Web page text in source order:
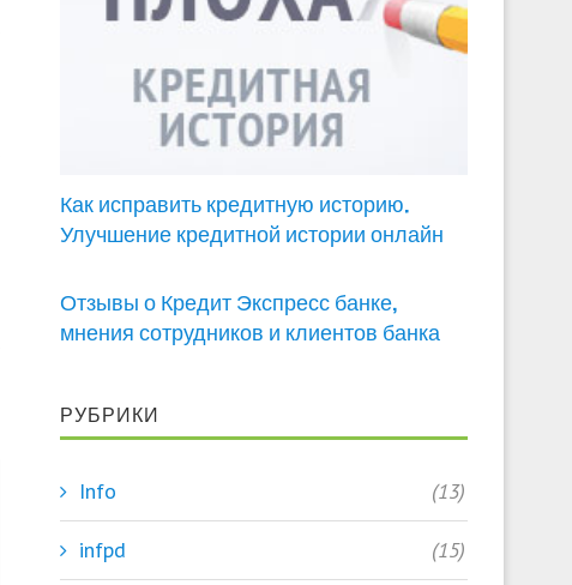
Как исправить кредитную историю.
Улучшение кредитной истории онлайн
Отзывы о Кредит Экспресс банке,
мнения сотрудников и клиентов банка
РУБРИКИ
Info (13)
infpd (15)